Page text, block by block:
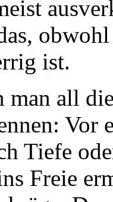
ist.
man all
Vor
Tiefe
Freie